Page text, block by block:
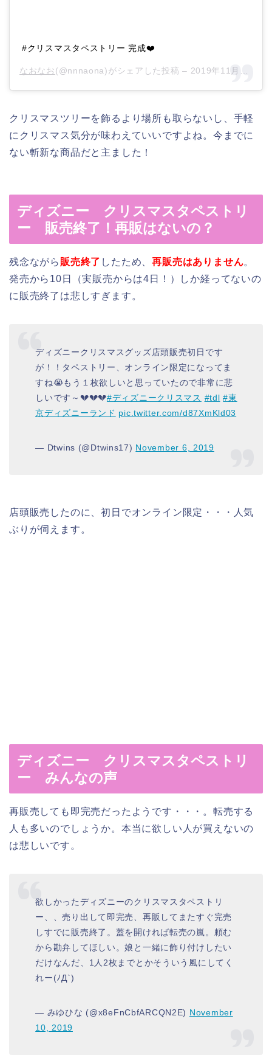
#クリスマスタペストリー 完成❤️
なおなお(@nnnaona)がシェアした投稿 – 2019年11月月9日午後9時23分PST
クリスマスツリーを飾るより場所も取らないし、手軽
にクリスマス気分が味わえていいですよね。今までに
ない斬新な商品だと主ました！
ディズニー クリスマスタペストリ
ー 販売終了！再販はないの？
残念ながら 販売終了 したため、再販売はありません。
発売から10日（実販売からは4日！）しか経ってないの
に販売終了は悲しすぎます。
ディズニークリスマスグッズ店頭販売初日です
が！！タペストリー、オンライン限定になってま
すね😭もう１枚欲しいと思っていたので非常に悲
しいです～💔💔💔#ディズニークリスマス #tdl #東
京ディズニーランド pic.twitter.com/d87XmKld03
— Dtwins (@Dtwins17) November 6, 2019
店頭販売したのに、初日でオンライン限定・・・人気
ぶりが伺えます。
ディズニー クリスマスタペストリ
ー みんなの声
再販売しても即完売だったようです・・・。転売する
人も多いのでしょうか。本当に欲しい人が買えないの
は悲しいです。
欲しかったディズニーのクリスマスタペストリ
ー、、売り出して即完売、再販してまたすぐ完売
しすでに販売終了。蓋を開ければ転売の嵐。頼む
から勘弁してほしい。娘と一緒に飾り付けしたい
だけなんだ、1人2枚までとかそういう風にしてく
れー(ﾉД`)
— みゆひな (@x8eFnCbfARCQN2E) November
10, 2019